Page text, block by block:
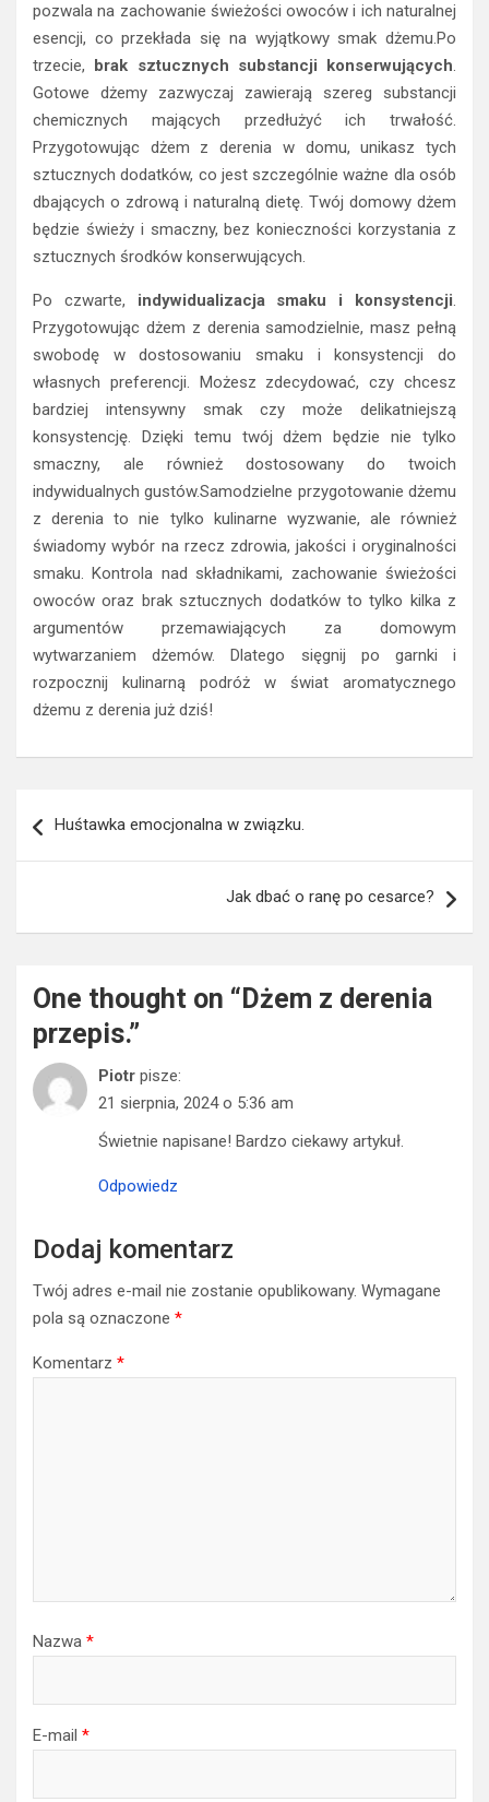
pozwala na zachowanie świeżości owoców i ich naturalnej
esencji, co przekłada się na wyjątkowy smak dżemu.Po
trzecie, brak sztucznych substancji konserwujących.
Gotowe dżemy zazwyczaj zawierają szereg substancji
chemicznych mających przedłużyć ich trwałość.
Przygotowując dżem z derenia w domu, unikasz tych
sztucznych dodatków, co jest szczególnie ważne dla osób
dbających o zdrową i naturalną dietę. Twój domowy dżem
będzie świeży i smaczny, bez konieczności korzystania z
sztucznych środków konserwujących.
Po czwarte, indywidualizacja smaku i konsystencji.
Przygotowując dżem z derenia samodzielnie, masz pełną
swobodę w dostosowaniu smaku i konsystencji do
własnych preferencji. Możesz zdecydować, czy chcesz
bardziej intensywny smak czy może delikatniejszą
konsystencję. Dzięki temu twój dżem będzie nie tylko
smaczny, ale również dostosowany do twoich
indywidualnych gustów.Samodzielne przygotowanie dżemu
z derenia to nie tylko kulinarne wyzwanie, ale również
świadomy wybór na rzecz zdrowia, jakości i oryginalności
smaku. Kontrola nad składnikami, zachowanie świeżości
owoców oraz brak sztucznych dodatków to tylko kilka z
argumentów przemawiających za domowym
wytwarzaniem dżemów. Dlatego sięgnij po garnki i
rozpocznij kulinarną podróż w świat aromatycznego
dżemu z derenia już dziś!
wpisu
Huśtawka emocjonalna w związku.
Jak dbać o ranę po cesarce?
One thought on “ Dżem z derenia
przepis.”
Piotr pisze:
21 sierpnia, 2024 o 5:36 am
Świetnie napisane! Bardzo ciekawy artykuł.
Odpowiedz
Dodaj komentarz
Twój adres e-mail nie zostanie opublikowany. Wymagane
pola są oznaczone *
Komentarz *
Nazwa *
E-mail *